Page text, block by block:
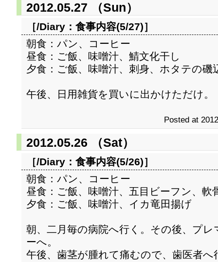
2012.05.27 （Sun）
［/Diary： 食事内容(5/27)］
朝食：パン、コーヒー
昼食：ご飯、味噌汁、鯖文化干し
夕食：ご飯、味噌汁、刺身、ホタテの磯
午後、日用雑貨を買いに出かけただけ。
Posted at
2012.05.26 （Sat）
［/Diary： 食事内容(5/26)］
朝食：パン、コーヒー
昼食：ご飯、味噌汁、五目ビーフン、軟
夕食：ご飯、味噌汁、イカ竜田揚げ
朝、二月毎の病院へ行く。その後、プ
ーへ。
午後、歯茎が腫れて痛むので、歯医者